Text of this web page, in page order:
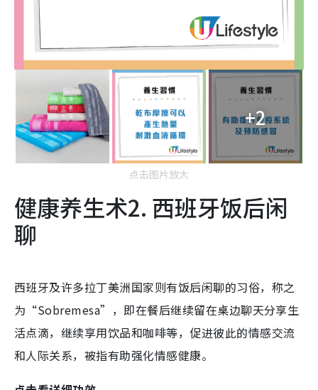
+2
点击图片放大
健康养生术2. 西班牙饭后闲
聊
西班牙及许多拉丁美洲国家则有饭后闲聊的习俗，称之
为“Sobremesa”，即在餐后继续留在桌边聊天分享生
活点滴，继续享用饮品和咖啡等，促进彼此的情感交流
和人际关系，被指有助强化情感健康。